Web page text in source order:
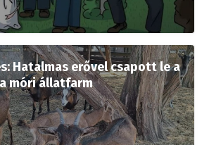
Hatalmas erővel csapott le a
móri állatfarm